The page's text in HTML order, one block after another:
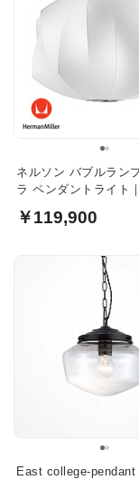
ネルソン バブルラン
ラ ペンダントライト
￥119,900
East college-pendant